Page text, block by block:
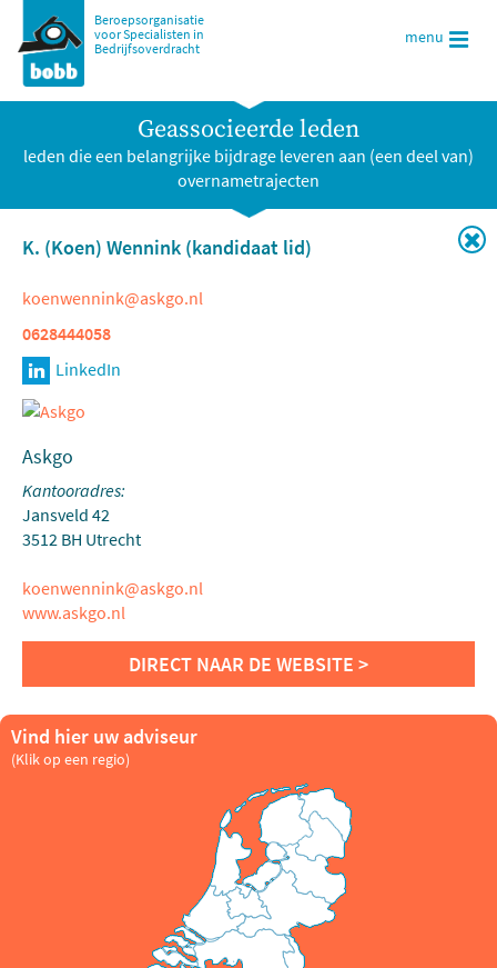
Beroepsorganisatie
voor Specialisten in
Bedrijfsoverdracht
menu
Geassocieerde leden
leden die een belangrijke bijdrage leveren aan (een deel van)
overnametrajecten
K. (Koen) Wennink (kandidaat lid)
koenwennink@askgo.nl
0628444058
Askgo
Kantooradres:
Jansveld 42
3512 BH Utrecht
koenwennink@askgo.nl
www.askgo.nl
Vind hier uw adviseur
(Klik op een regio)